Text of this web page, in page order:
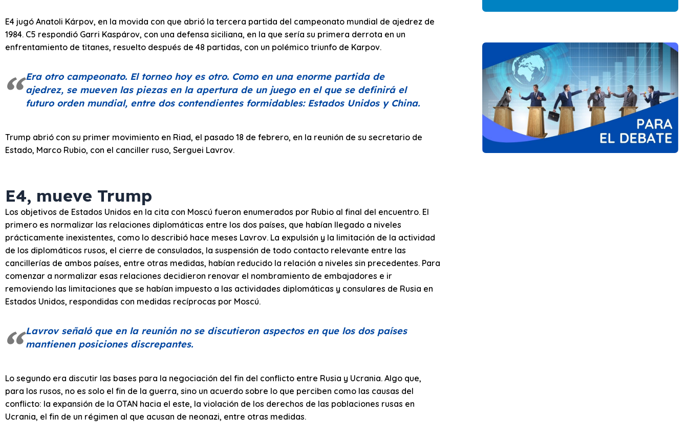
E4 jugó Anatoli Kárpov, en la movida con que abrió la tercera partida del campeonato mundial de ajedrez de
1984. C5 respondió Garri Kaspárov, con una defensa siciliana, en la que sería su primera derrota en un
enfrentamiento de titanes, resuelto después de 48 partidas, con un polémico triunfo de Karpov.
Era otro campeonato. El torneo hoy es otro. Como en una enorme partida de
ajedrez, se mueven las piezas en la apertura de un juego en el que se definirá el
futuro orden mundial, entre dos contendientes formidables: Estados Unidos y China.
Trump abrió con su primer movimiento en Riad, el pasado 18 de febrero, en la reunión de su secretario de
Estado, Marco Rubio, con el canciller ruso, Serguei Lavrov.
E4, mueve Trump
Los objetivos de Estados Unidos en la cita con Moscú fueron enumerados por Rubio al final del encuentro. El
primero es normalizar las relaciones diplomáticas entre los dos países, que habían llegado a niveles
prácticamente inexistentes, como lo describió hace meses Lavrov. La expulsión y la limitación de la actividad
de los diplomáticos rusos, el cierre de consulados, la suspensión de todo contacto relevante entre las
cancillerías de ambos países, entre otras medidas, habían reducido la relación a niveles sin precedentes. Para
comenzar a normalizar esas relaciones decidieron renovar el nombramiento de embajadores e ir
removiendo las limitaciones que se habían impuesto a las actividades diplomáticas y consulares de Rusia en
Estados Unidos, respondidas con medidas recíprocas por Moscú.
Lavrov señaló que en la reunión no se discutieron aspectos en que los dos países
mantienen posiciones discrepantes.
Lo segundo era discutir las bases para la negociación del fin del conflicto entre Rusia y Ucrania. Algo que,
para los rusos, no es solo el fin de la guerra, sino un acuerdo sobre lo que perciben como las causas del
conflicto: la expansión de la OTAN hacia el este, la violación de los derechos de las poblaciones rusas en
Ucrania, el fin de un régimen al que acusan de neonazi, entre otras medidas.